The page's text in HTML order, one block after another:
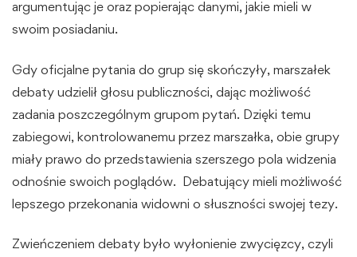
argumentując je oraz popierając danymi, jakie mieli w
swoim posiadaniu.
Gdy oficjalne pytania do grup się skończyły, marszałek
debaty udzielił głosu publiczności, dając możliwość
zadania poszczególnym grupom pytań. Dzięki temu
zabiegowi, kontrolowanemu przez marszałka, obie grupy
miały prawo do przedstawienia szerszego pola widzenia
odnośnie swoich poglądów. Debatujący mieli możliwość
lepszego przekonania widowni o słuszności swojej tezy.
Zwieńczeniem debaty było wyłonienie zwycięzcy, czyli